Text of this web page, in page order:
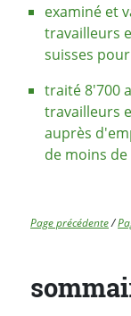
examiné et
travailleurs
suisses
traité 8'700
travailleurs
auprès
de moins de
Page précédente/